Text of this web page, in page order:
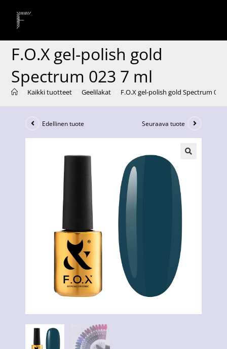
F.O.X gel-polish gold
Spectrum 023 7 ml
Kaikki tuotteet Geelilakat F.O.X gel-polish gold Spectrum 023
Edellinen tuote Seuraava tuote